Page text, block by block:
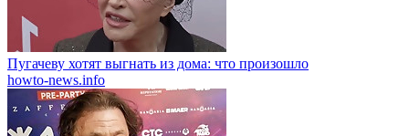
Пугачеву хотят выгнать из дома: что произошло
howto-news.info